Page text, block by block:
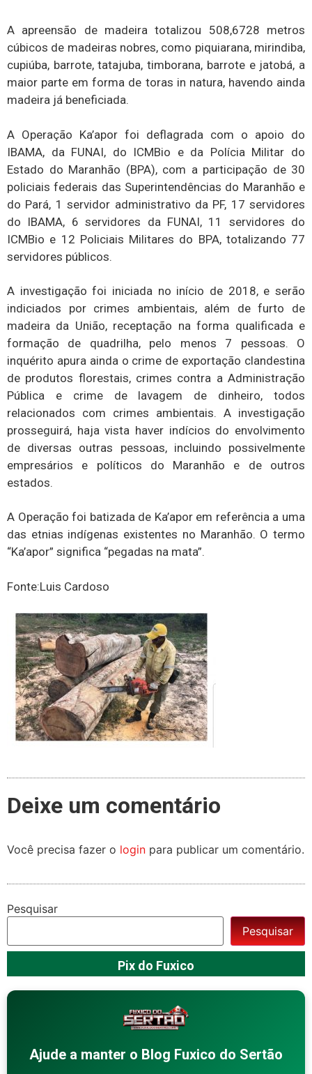
A apreensão de madeira totalizou 508,6728 metros
cúbicos de madeiras nobres, como piquiarana, mirindiba,
cupiúba, barrote, tatajuba, timborana, barrote e jatobá, a
maior parte em forma de toras in natura, havendo ainda
madeira já beneficiada.
A Operação Ka’apor foi deflagrada com o apoio do
IBAMA, da FUNAI, do ICMBio e da Polícia Militar do
Estado do Maranhão (BPA), com a participação de 30
policiais federais das Superintendências do Maranhão e
do Pará, 1 servidor administrativo da PF, 17 servidores
do IBAMA, 6 servidores da FUNAI, 11 servidores do
ICMBio e 12 Policiais Militares do BPA, totalizando 77
servidores públicos.
A investigação foi iniciada no início de 2018, e serão
indiciados por crimes ambientais, além de furto de
madeira da União, receptação na forma qualificada e
formação de quadrilha, pelo menos 7 pessoas. O
inquérito apura ainda o crime de exportação clandestina
de produtos florestais, crimes contra a Administração
Pública e crime de lavagem de dinheiro, todos
relacionados com crimes ambientais. A investigação
prosseguirá, haja vista haver indícios do envolvimento
de diversas outras pessoas, incluindo possivelmente
empresários e políticos do Maranhão e de outros
estados.
A Operação foi batizada de Ka’apor em referência a uma
das etnias indígenas existentes no Maranhão. O termo
“Ka’apor” significa “pegadas na mata”.
Fonte:Luis Cardoso
Deixe um comentário
Você precisa fazer o login para publicar um comentário.
Pesquisar
Pesquisar
Pix do Fuxico
Ajude a manter o Blog Fuxico do Sertão